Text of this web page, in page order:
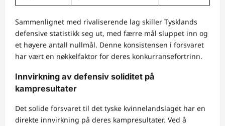
Sammenlignet med rivaliserende lag skiller Tysklands
defensive statistikk seg ut, med færre mål sluppet inn og
et høyere antall nullmål. Denne konsistensen i forsvaret
har vært en nøkkelfaktor for deres konkurransefortrinn.
Innvirkning av defensiv soliditet på
kampresultater
Det solide forsvaret til det tyske kvinnelandslaget har en
direkte innvirkning på deres kampresultater. Ved å